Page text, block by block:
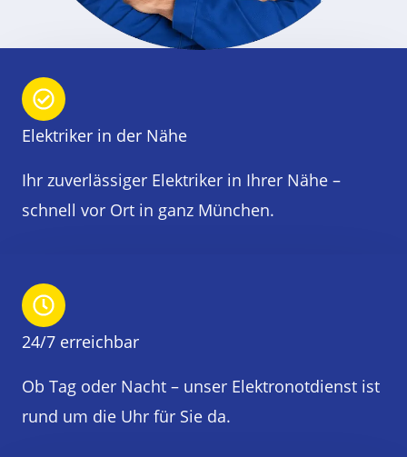
Elektriker in der Nähe
Ihr zuverlässiger Elektriker in Ihrer Nähe –
schnell vor Ort in ganz München.
24/7 erreichbar
Ob Tag oder Nacht – unser Elektronotdienst ist
rund um die Uhr für Sie da.